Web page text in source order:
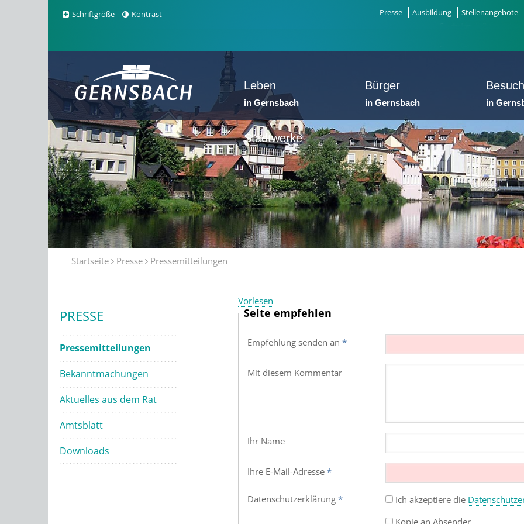
Schriftgröße Kontrast Presse Ausbildung Stellenangebote
Leben
in Gernsbach
Bürger
in Gernsbach in
Stadtwerke
Startseite Presse Pressemitteilungen
PRESSE
Pressemitteilungen
Bekanntmachungen
Aktuelles aus dem Rat
Amtsblatt
Downloads
Vorlesen
Seite empfehlen
Empfehlung senden an *
Mit diesem Kommentar
Ihr Name
Ihre E-Mail-Adresse *
Datenschutz­erklärung * Ich akzeptiere die
Kopie an Absender